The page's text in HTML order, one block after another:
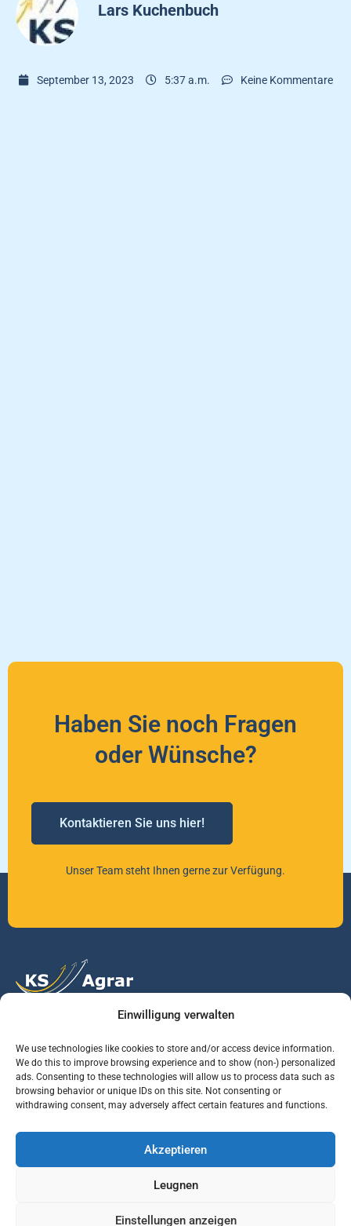
Einwilligung verwalten
We use technologies like cookies to store and/or access device information.
We do this to improve browsing experience and to show (non-) personalized
ads. Consenting to these technologies will allow us to process data such as
browsing behavior or unique IDs on this site. Not consenting or
withdrawing consent, may adversely affect certain features and functions.
Akzeptieren
Leugnen
Einstellungen anzeigen
Lars Kuchenbuch
September 13, 2023 5:37 a.m. Keine Kommentare
Haben Sie noch Fragen
oder Wünsche?
Kontaktieren Sie uns hier!
Unser Team steht Ihnen gerne zur Verfügung.
Vertrauen Sie auf unsere Expertise im Agrarmarkt.
Services Jobs
Business Development
Manager (m/w/d)
Informationen